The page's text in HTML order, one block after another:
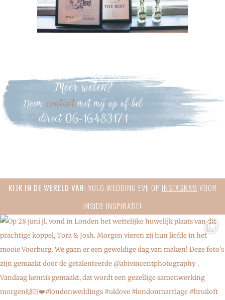
Meer weten?
Neemcontactmet mij op of bel
direct 06-16483171
Primary
KIJK IN DE WERELD VAN: VOLG WEDDING EVE OP INSTAGRAM VOOR
INSIDE INSPIRATIE!